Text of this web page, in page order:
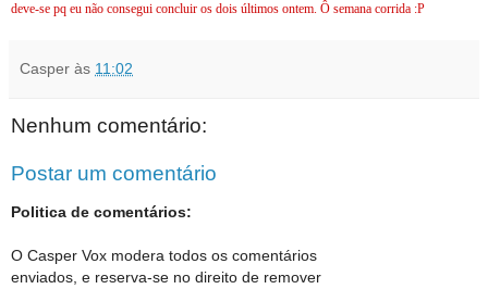
deve-se pq eu não consegui concluir os dois últimos ontem. Ô semana corrida :P
Casper às 11:02
Nenhum comentário:
Postar um comentário
Politica de comentários:
O Casper Vox modera todos os comentários
enviados, e reserva-se no direito de remover